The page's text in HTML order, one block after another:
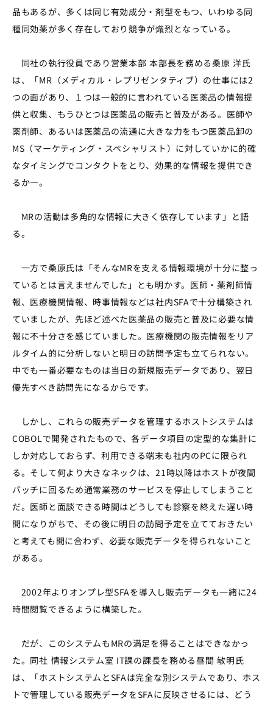
品もあるが、多くは同じ有効成分・剤型をもつ、いわゆる同
種同効薬が多く存在しており競争が熾烈となっている。
同社の執行役員であり営業本部 本部長を務める桑原 洋氏
は、「MR（メディカル・レプリゼンタティブ）の仕事には2
つの面があり、１つは一般的に言われている医薬品の情報提
供と収集、もうひとつは医薬品の販売と普及がある。医師や
薬剤師、あるいは医薬品の流通に大きな力をもつ医薬品卸の
MS（マーケティング・スペシャリスト）に対していかに的確
なタイミングでコンタクトをとり、効果的な情報を提供でき
るか―。
MRの活動は多角的な情報に大きく依存しています」と語
る。
一方で桑原氏は「そんなMRを支える情報環境が十分に整っ
ているとは言えませんでした」とも明かす。医師・薬剤師情
報、医療機関情報、時事情報などは社内SFAで十分構築され
ていましたが、先ほど述べた医薬品の販売と普及に必要な情
報に不十分さを感じていました。医療機関の販売情報をリア
ルタイム的に分析しないと明日の訪問予定も立てられない。
中でも一番必要なものは当日の新規販売データであり、翌日
優先すべき訪問先になるからです。
しかし、これらの販売データを管理するホストシステムは
COBOLで開発されたもので、各データ項目の定型的な集計に
しか対応しておらず、利用できる端末も社内のPCに限られ
る。そして何より大きなネックは、21時以降はホストが夜間
バッチに回るため通常業務のサービスを停止してしまうこと
だ。医師と面談できる時間はどうしても診察を終えた遅い時
間になりがちで、その後に明日の訪問予定を立てておきたい
と考えても間に合わず、必要な販売データを得られないこと
がある。
2002年よりオンプレ型SFAを導入し販売データも一緒に24
時間閲覧できるように構築した。
だが、このシステムもMRの満足を得ることはできなかっ
た。同社 情報システム室 IT課の課長を務める昼間 敏明氏
は、「ホストシステムとSFAは完全な別システムであり、ホス
トで管理している販売データをSFAに反映させるには、どう